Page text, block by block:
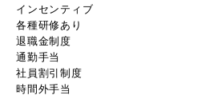
インセンティブ
各種研修あり
退職金制度
通勤手当
社員割引制度
時間外手当